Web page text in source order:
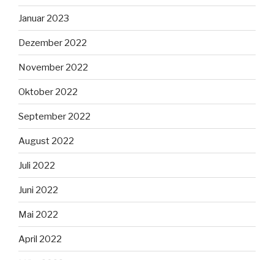
Januar 2023
Dezember 2022
November 2022
Oktober 2022
September 2022
August 2022
Juli 2022
Juni 2022
Mai 2022
April 2022